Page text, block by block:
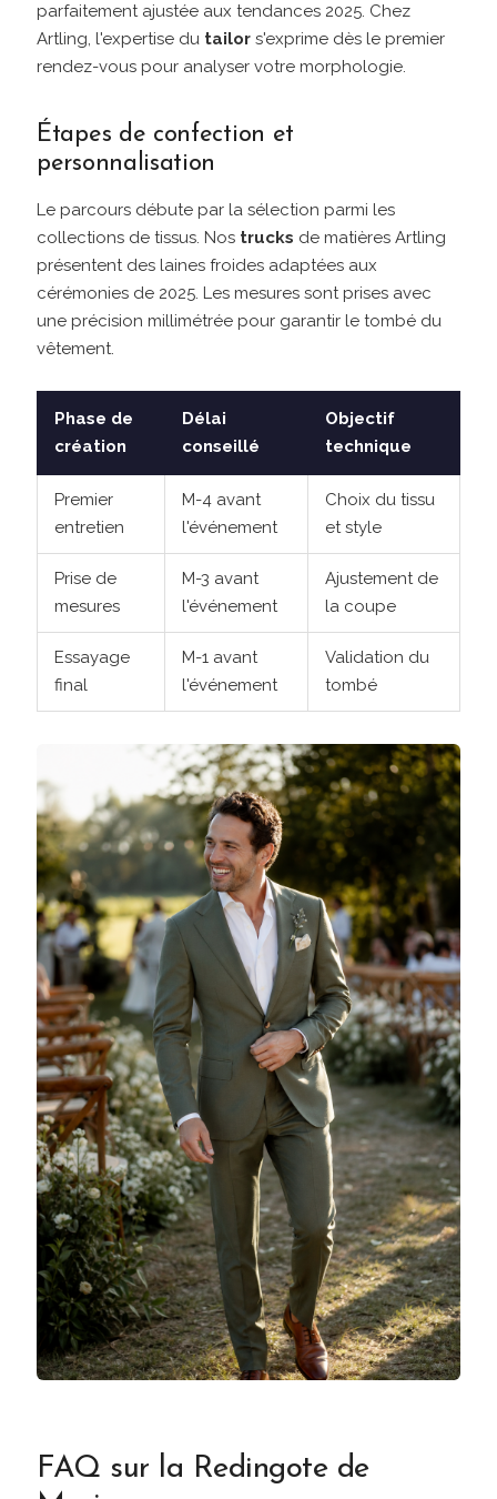
parfaitement ajustée aux tendances 2025. Chez
Artling, l'expertise du tailor s'exprime dès le premier
rendez-vous pour analyser votre morphologie.
Étapes de confection et
personnalisation
Le parcours débute par la sélection parmi les
collections de tissus. Nos trucks de matières Artling
présentent des laines froides adaptées aux
cérémonies de 2025. Les mesures sont prises avec
une précision millimétrée pour garantir le tombé du
vêtement.
Phase de
création
Délai
conseillé
Objectif
technique
Premier
entretien
M-4 avant
l'événement
Choix du tissu
et style
Prise de
mesures
M-3 avant
l'événement
Ajustement de
la coupe
Essayage
final
M-1 avant
l'événement
Validation du
tombé
FAQ sur la Redingote de